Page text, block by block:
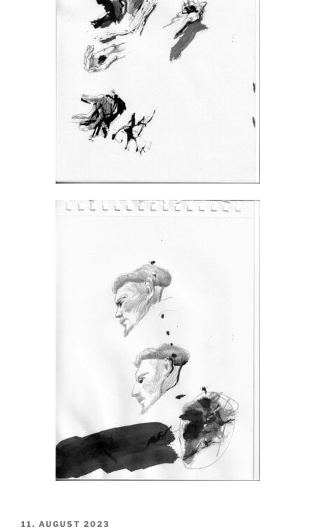
VERÖFFENTLICHT
11. AUGUST 2023